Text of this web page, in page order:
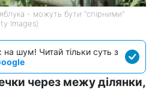
- можуть бути "спірними"
Images)
на шум! Читай тільки суть з
через межу ділянки,